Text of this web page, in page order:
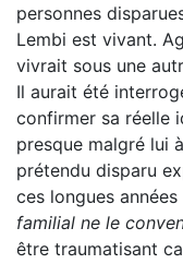
personnes
Lembi est vivant.
vivrait sous une
Il aurait été
confirmer sa réelle
presque malgré lui
prétendu disparu
ces longues
familial ne le
être traumatisant